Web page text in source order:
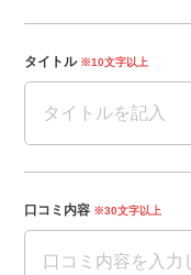
タイトル ※10文字以上
口コミ内容 ※30文字以上